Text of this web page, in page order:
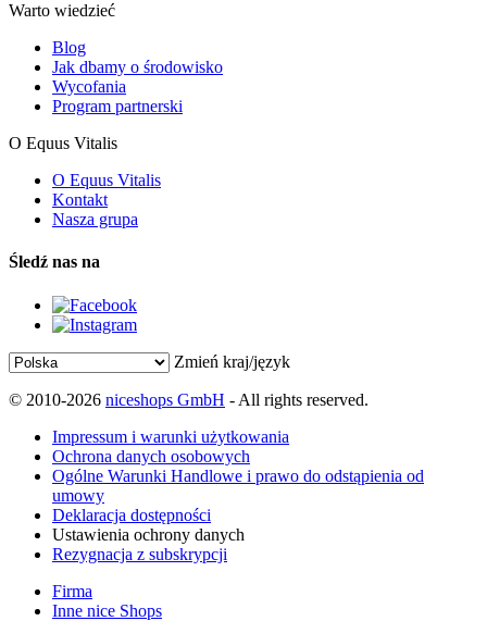
Warto wiedzieć
Blog
Jak dbamy o środowisko
Wycofania
Program partnerski
O Equus Vitalis
O Equus Vitalis
Kontakt
Nasza grupa
Śledź nas na
Zmień kraj/język
© 2010-2026 niceshops GmbH - All rights reserved.
Impressum i warunki użytkowania
Ochrona danych osobowych
Ogólne Warunki Handlowe i prawo do odstąpienia od
umowy
Deklaracja dostępności
Ustawienia ochrony danych
Rezygnacja z subskrypcji
Firma
Inne nice Shops